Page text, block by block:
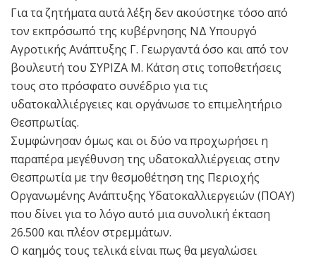
Για τα ζητήματα αυτά λέξη δεν ακούστηκε τόσο από
τον εκπρόσωπό της κυβέρνησης ΝΔ Υπουργό
Αγροτικής Ανάπτυξης Γ. Γεωργαντά όσο και από τον
βουλευτή του ΣΥΡΙΖΑ Μ. Κάτση στις τοποθετήσεις
τους στο πρόσφατο συνέδριο για τις
υδατοκαλλιέργειες και οργάνωσε το επιμελητήριο
Θεσπρωτίας.
Συμφώνησαν όμως και οι δύο να προχωρήσει η
παραπέρα μεγέθυνση της υδατοκαλλιέργειας στην
Θεσπρωτία με την θεσμοθέτηση της Περιοχής
Οργανωμένης Ανάπτυξης Υδατοκαλλιεργειών (ΠΟΑΥ)
που δίνει για το λόγο αυτό μια συνολική έκταση
26.500 και πλέον στρεμμάτων.
Ο καημός τους τελικά είναι πως θα μεγαλώσει